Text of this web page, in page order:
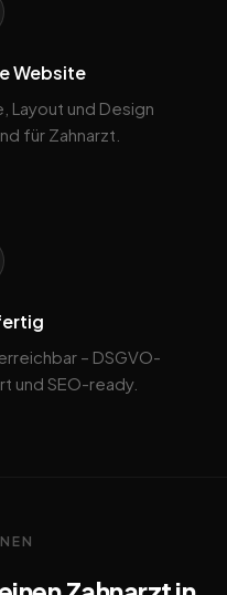
Website
Layout und Design
für Zahnarzt.
– DSGVO-
und SEO-ready.